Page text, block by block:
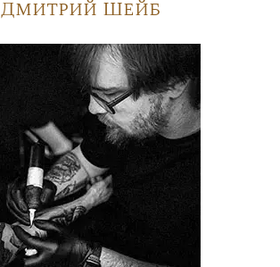
Дмитрий Шейб